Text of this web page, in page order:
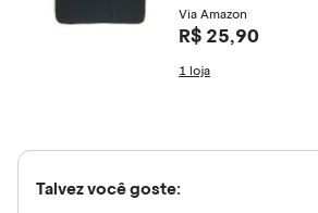
Via Amazon
R$ 25,90
1 loja
Talvez você goste: